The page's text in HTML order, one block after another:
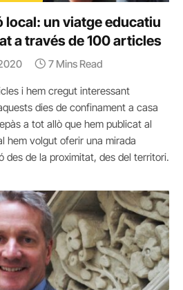
local: un viatge educatiu
a través de 100 articles
7 Mins Read
i hem cregut interessant
dies de confinament a casa
a tot allò que hem publicat al
hem volgut oferir una mirada
des de la proximitat, des del territori.